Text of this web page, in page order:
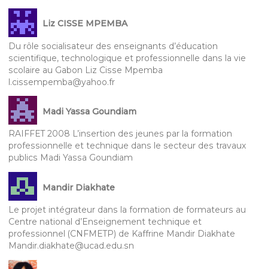
Liz CISSE MPEMBA
Du rôle socialisateur des enseignants d’éducation
scientifique, technologique et professionnelle dans la vie
scolaire au Gabon Liz Cisse Mpemba
l.cissempemba@yahoo.fr
Madi Yassa Goundiam
RAIFFET 2008 L’insertion des jeunes par la formation
professionnelle et technique dans le secteur des travaux
publics Madi Yassa Goundiam
Mandir Diakhate
Le projet intégrateur dans la formation de formateurs au
Centre national d’Enseignement technique et
professionnel (CNFMETP) de Kaffrine Mandir Diakhate
Mandir.diakhate@ucad.edu.sn